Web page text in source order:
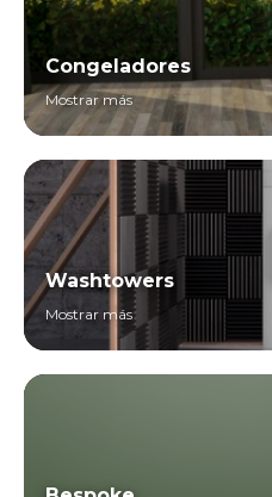
Congeladores
Mostrar más
Washtowers
Mostrar más